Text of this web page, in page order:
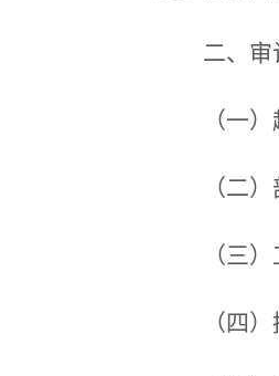
二、审
（一
（二
（三
（四